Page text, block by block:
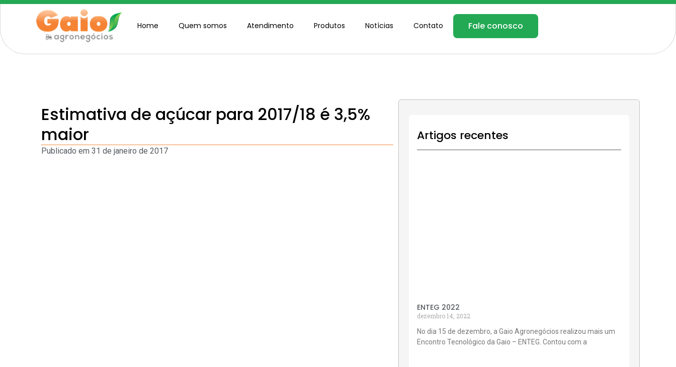
Home Quem somos Atendimento Produtos Notícias Contato Fale conosco
Estimativa de açúcar para 2017/18 é 3,5%
maior
Publicado em 31 de janeiro de 2017
Artigos recentes
ENTEG 2022
dezembro 14, 2022
No dia 15 de dezembro, a Gaio Agronegócios realizou mais um
Encontro Tecnológico da Gaio – ENTEG. Contou com a